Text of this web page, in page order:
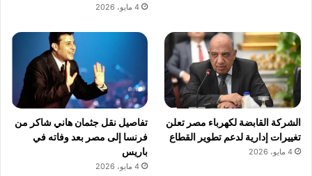
4 مايو، 2026
الشركة القابضة لكهرباء مصر تعلن
تغييرات إدارية لدعم تطوير القطاع
4 مايو، 2026
تفاصيل نقل جثمان هاني شاكر من
فرنسا إلى مصر بعد وفاته في
باريس
4 مايو، 2026